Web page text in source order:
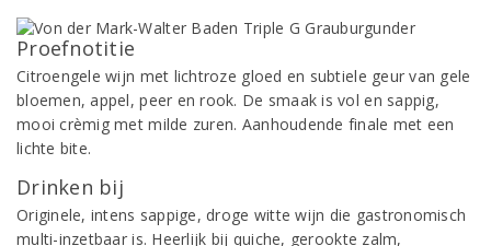
Proefnotitie
Citroengele wijn met lichtroze gloed en subtiele geur van gele
bloemen, appel, peer en rook. De smaak is vol en sappig,
mooi crèmig met milde zuren. Aanhoudende finale met een
lichte bite.
Drinken bij
Originele, intens sappige, droge witte wijn die gastronomisch
multi-inzetbaar is. Heerlijk bij quiche, gerookte zalm,